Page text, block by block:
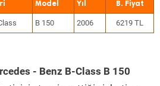
Model Yıl
B 150 2006 6219 TL
- Benz B-Class B 150